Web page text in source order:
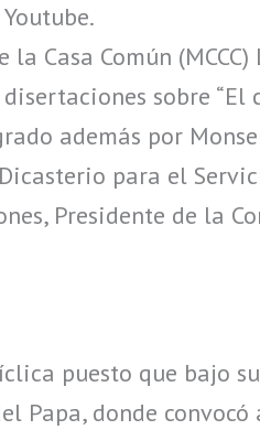
Casa Común
sobre “El
además por
para el
Presidente de la
puesto que bajo
Papa, donde convocó